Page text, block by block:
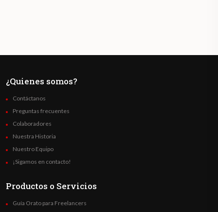
¿Quienes somos?
Contáctanos
Preguntas frecuentes
Colaboradores
Nuestra Historia
Nuestro Equipo
¡Sigamos en contacto!
Productos o Servicios
Guía Orato para Freelancers